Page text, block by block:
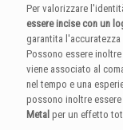
Per valorizzare
essere incise con un
garantita l'accuratezza
Possono essere
viene associato al
nel tempo e una
possono inoltre
Metal per un effetto